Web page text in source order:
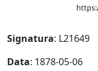
Signatura: L21649
Data: 1878-05-06